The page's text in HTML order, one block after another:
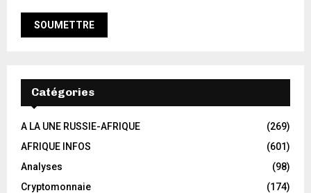
Catégories
A LA UNE RUSSIE-AFRIQUE
(269)
AFRIQUE INFOS
(601)
Analyses
(98)
Cryptomonnaie
(174)